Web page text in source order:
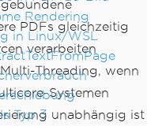
Rendering
in Linux/WSL
Typ 3
PDFs gleichzeitig
verarbeiten
Threading, wenn
Systemen
unabhängig ist